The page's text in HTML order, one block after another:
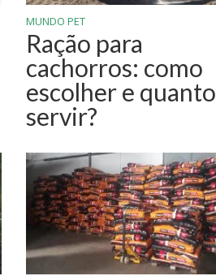
MUNDO PET
Ração para
cachorros: como
escolher e quanto
servir?